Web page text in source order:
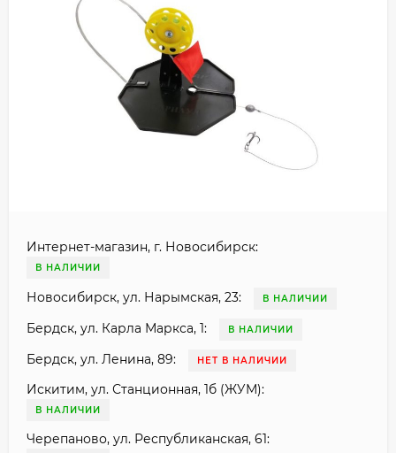
Интернет-магазин, г. Новосибирск:
В НАЛИЧИИ
Новосибирск, ул. Нарымская, 23: В НАЛИЧИИ
Бердск, ул. Карла Маркса, 1: В НАЛИЧИИ
Бердск, ул. Ленина, 89: НЕТ В НАЛИЧИИ
Искитим, ул. Станционная, 1б (ЖУМ):
В НАЛИЧИИ
Черепаново, ул. Республиканская, 61: